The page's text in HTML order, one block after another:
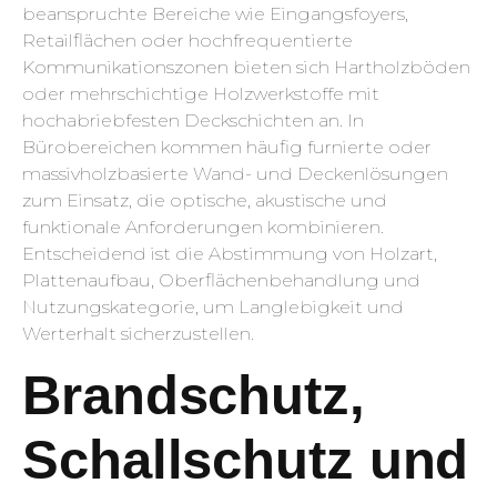
beanspruchte Bereiche wie Eingangsfoyers,
Retailflächen oder hochfrequentierte
Kommunikationszonen bieten sich Hartholzböden
oder mehrschichtige Holzwerkstoffe mit
hochabriebfesten Deckschichten an. In
Bürobereichen kommen häufig furnierte oder
massivholzbasierte Wand- und Deckenlösungen
zum Einsatz, die optische, akustische und
funktionale Anforderungen kombinieren.
Entscheidend ist die Abstimmung von Holzart,
Plattenaufbau, Oberflächenbehandlung und
Nutzungskategorie, um Langlebigkeit und
Werterhalt sicherzustellen.
Brandschutz,
Schallschutz und